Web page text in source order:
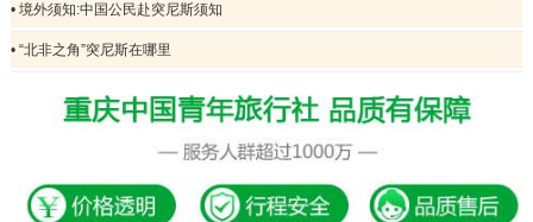
• 境外须知:中国公民赴突尼斯须知
• “北非之角”突尼斯在哪里